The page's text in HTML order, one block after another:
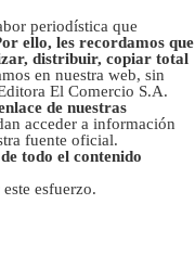
periodística que
ello, les recordamos que
distribuir, copiar total
en nuestra web, sin
El Comercio S.A.
de nuestras
acceder a información
fuente oficial.
todo el contenido
esfuerzo.